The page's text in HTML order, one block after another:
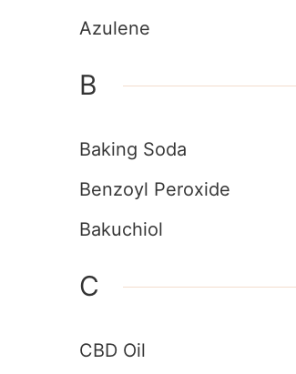
Azulene
B
Baking Soda
Benzoyl Peroxide
Bakuchiol
C
CBD Oil